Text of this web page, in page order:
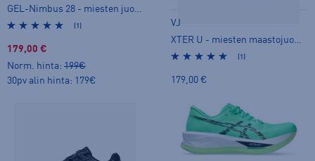
(1)
179,00 €
Norm. hinta: 199€
30pv alin hinta: 179€
VJ
(1)
179,00 €